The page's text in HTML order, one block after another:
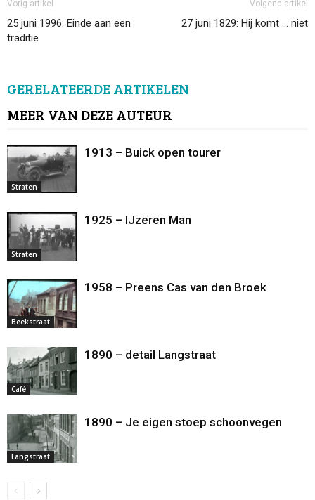
Vorig artikel
25 juni 1996: Einde aan een
traditie
Volgend artikel
27 juni 1829: Hij komt … niet
GERELATEERDE ARTIKELEN
MEER VAN DEZE AUTEUR
Straten
1913 – Buick open tourer
Straten
1925 – IJzeren Man
Beekstraat
1958 – Preens Cas van den Broek
Café
1890 – detail Langstraat
Langstraat
1890 – Je eigen stoep schoonvegen